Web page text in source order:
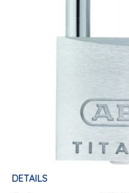
DETAILS